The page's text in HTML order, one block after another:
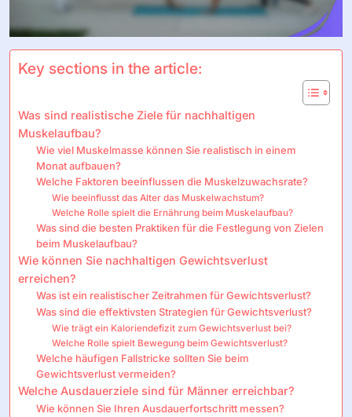
Key sections in the article:
Was sind realistische Ziele für nachhaltigen
Muskelaufbau?
Wie viel Muskelmasse können Sie realistisch in einem
Monat aufbauen?
Welche Faktoren beeinflussen die Muskelzuwachsrate?
Wie beeinflusst das Alter das Muskelwachstum?
Welche Rolle spielt die Ernährung beim Muskelaufbau?
Was sind die besten Praktiken für die Festlegung von Zielen
beim Muskelaufbau?
Wie können Sie nachhaltigen Gewichtsverlust
erreichen?
Was ist ein realistischer Zeitrahmen für Gewichtsverlust?
Was sind die effektivsten Strategien für Gewichtsverlust?
Wie trägt ein Kaloriendefizit zum Gewichtsverlust bei?
Welche Rolle spielt Bewegung beim Gewichtsverlust?
Welche häufigen Fallstricke sollten Sie beim
Gewichtsverlust vermeiden?
Welche Ausdauerziele sind für Männer erreichbar?
Wie können Sie Ihren Ausdauerfortschritt messen?